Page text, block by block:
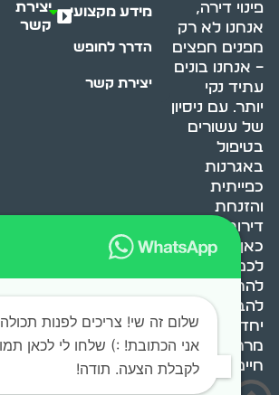
פינוי דירה,
אנחנו לא רק
מפנים חפצים
– אנחנו בונים
עתיד נקי
יותר. עם ניסיון
של עשורים
בטיפול
באגרנות
כפייתית
והזנחת
דירות, אנחנו
כאן כדי לעזור
לכם
להתמודד,
להבין ולשנות.
יחד, ניצור
מרחב
חיים בריא ומאוזן.
מידע מקצועי
הדרך לחופש
יצירת קשר
יצירת
קשר
שלום זה שי! צריכים לפנות
אני הכתובת! :) שלחו לי לכאן
לקבלת הצעה. תודה!